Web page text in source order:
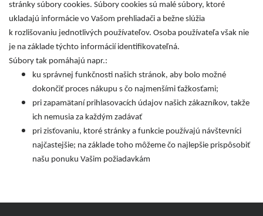
stránky súbory cookies. Súbory cookies sú malé súbory, ktoré
ukladajú informácie vo Vašom prehliadači a bežne slúžia
k rozlišovaniu jednotlivých používateľov. Osoba používateľa však nie
je na základe týchto informácií identifikovateľná.
Súbory tak pomáhajú napr.:
ku správnej funkčnosti našich stránok, aby bolo možné
dokončiť proces nákupu s čo najmenšími ťažkosťami;
pri zapamätaní prihlasovacích údajov našich zákazníkov, takže
ich nemusia za každým zadávať
pri zisťovaniu, ktoré stránky a funkcie používajú návštevníci
najčastejšie; na základe toho môžeme čo najlepšie prispôsobiť
našu ponuku Vašim požiadavkám